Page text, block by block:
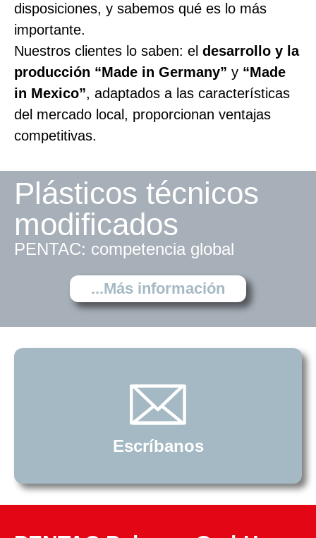
disposiciones, y sabemos qué es lo más
importante.
Nuestros clientes lo saben: el desarrollo y la
producción “Made in Germany” y “Made
in Mexico”, adaptados a las características
del mercado local, proporcionan ventajas
competitivas.
Plásticos técnicos
modificados
PENTAC: competencia global
...Más información
Escríbanos